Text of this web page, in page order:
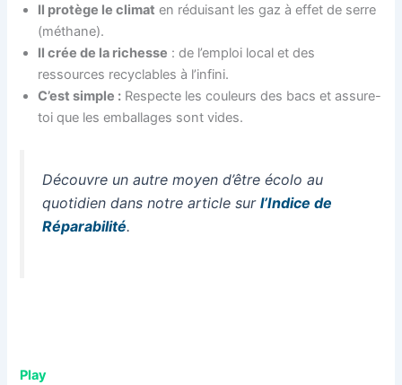
Il protège le climat en réduisant les gaz à effet de serre
(méthane).
Il crée de la richesse : de l’emploi local et des
ressources recyclables à l’infini.
C’est simple : Respecte les couleurs des bacs et assure-
toi que les emballages sont vides.
Découvre un autre moyen d’être écolo au
quotidien dans notre article surl’Indice de
Réparabilité.
Play